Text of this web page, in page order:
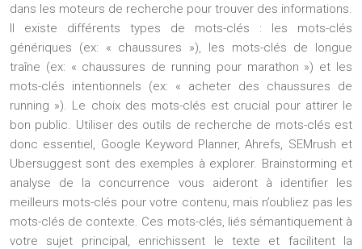
dans les moteurs de recherche pour trouver des informations.
Il existe différents types de mots-clés : les mots-clés
génériques (ex: « chaussures »), les mots-clés de longue
traîne (ex: « chaussures de running pour marathon ») et les
mots-clés intentionnels (ex: « acheter des chaussures de
running »). Le choix des mots-clés est crucial pour attirer le
bon public. Utiliser des outils de recherche de mots-clés est
donc essentiel, Google Keyword Planner, Ahrefs, SEMrush et
Ubersuggest sont des exemples à explorer. Brainstorming et
analyse de la concurrence vous aideront à identifier les
meilleurs mots-clés pour votre contenu, mais n’oubliez pas les
mots-clés de contexte. Ces mots-clés, liés sémantiquement à
votre sujet principal, enrichissent le texte et facilitent la